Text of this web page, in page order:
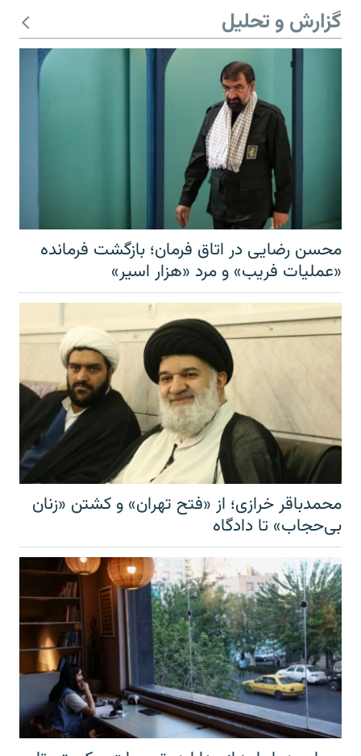
گزارش و تحلیل
محسن رضایی در اتاق فرمان؛ بازگشت فرمانده
«عملیات فریب» و مرد «هزار اسیر»
محمدباقر خرازی؛ از «فتح تهران» و کشتن «زنان
بی‌حجاب» تا دادگاه